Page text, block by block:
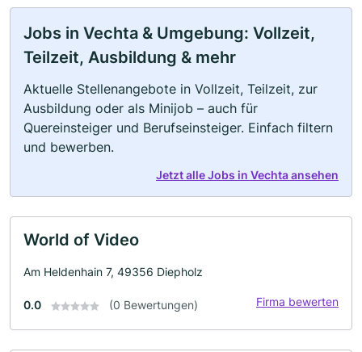
Jobs in Vechta & Umgebung: Vollzeit,
Teilzeit, Ausbildung & mehr
Aktuelle Stellenangebote in Vollzeit, Teilzeit, zur
Ausbildung oder als Minijob – auch für
Quereinsteiger und Berufseinsteiger. Einfach filtern
und bewerben.
Jetzt alle Jobs in Vechta ansehen
World of Video
Am Heldenhain 7, 49356 Diepholz
0.0 (0 Bewertungen) Firma bewerten